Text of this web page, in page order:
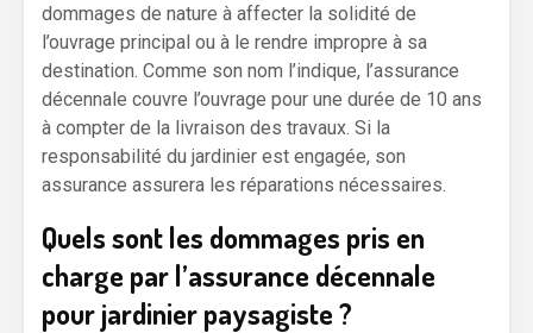
dommages de nature à affecter la solidité de
l’ouvrage principal ou à le rendre impropre à sa
destination. Comme son nom l’indique, l’assurance
décennale couvre l’ouvrage pour une durée de 10 ans
à compter de la livraison des travaux. Si la
responsabilité du jardinier est engagée, son
assurance assurera les réparations nécessaires.
Quels sont les dommages pris en
charge par l’assurance décennale
pour jardinier paysagiste ?